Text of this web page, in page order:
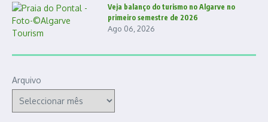
Veja balanço do turismo no Algarve no
primeiro semestre de 2026
Ago 06, 2026
Arquivo